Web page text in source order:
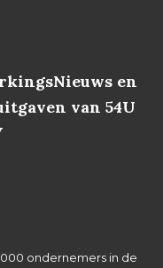
en
van 54U
ondernemers in de